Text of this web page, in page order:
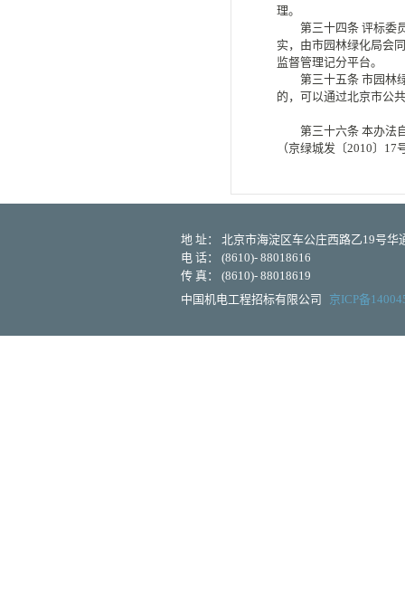
理。
第三十四条 评标委
实，由市园林绿化局会
监督管理记分平台。
第三十五条 市园林
的，可以通过北京市公
第三十六条 本办法
（京绿城发〔2010〕17
地 址： 北京市海淀区车公庄西路乙19号华
电 话： (8610)- 88018616
传 真： (8610)- 88018619
中国机电工程招标有限公司
京ICP备